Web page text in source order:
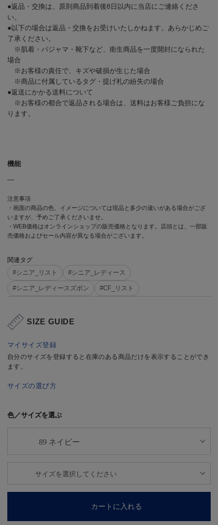
●返品・交換は、原則商品到着後8日以内に当店にご連絡くださ
い。
●以下の場合は返品・交換をお受けいたしかねます。あらかじめご
了承ください。
※肌着・パジャマ・靴下など、衛生商品を一度開封になられた
場合
※お客様の責任で、キズや破損が生じた場合
※商品に付属しているタグ・提げ札の紛失の場合
●返送にかかる送料について
※お客様の都合で返品される場合は、送料はお客様ご負担にな
ります。
機能
―
注意事項
・画面の商品の色、イメージについては現品と多少の違いがある場合がござ
いますが、予めご了承くださいませ。
・WEB価格はオンラインショップの販売価格となります。店頭とは、一部販
売価格およびセール内容が異なる場合がございます。
関連タグ
#シニア_リスト
#シニア_レディース
#シニア_レディースズボン #CF_リスト
SIZE GUIDE
マイサイズ登録
自分のサイズを登録すると在庫のある商品だけを表示することができ
ます。
サイズの選び方
色／サイズを選ぶ
カートに入れる